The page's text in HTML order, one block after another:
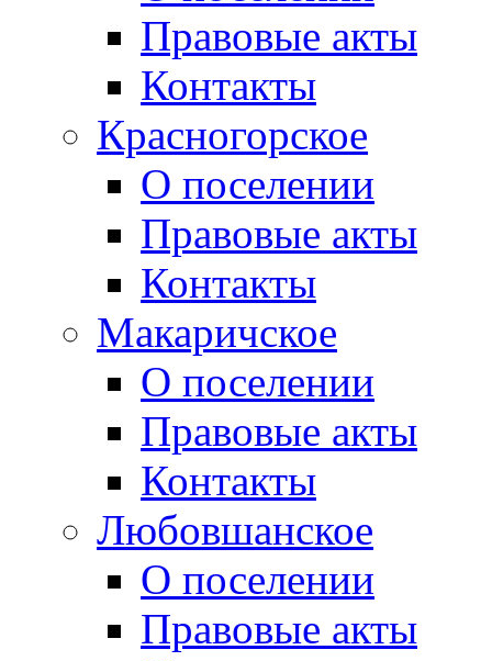
Правовые акты
Контакты
Красногорское
О поселении
Правовые акты
Контакты
Макаричское
О поселении
Правовые акты
Контакты
Любовшанское
О поселении
Правовые акты